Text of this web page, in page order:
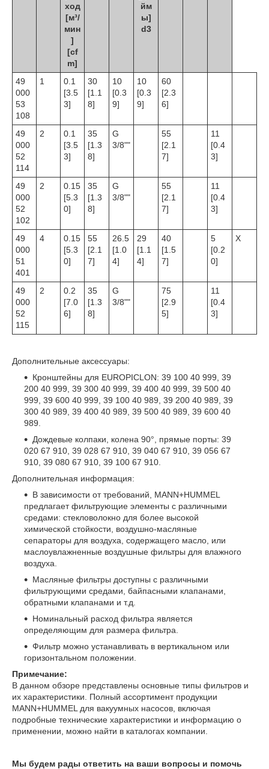
ход
[м³/
мин
]
[cf
m]
йм
ы]
d3
49
000
53
108
1
0.1
[3.5
3]
30
[1.1
8]
10
[0.3
9]
10
[0.3
9]
60
[2.3
6]
49
000
52
114
2
0.1
[3.5
3]
35
[1.3
8]
G
3/8""
55
[2.1
7]
11
[0.4
3]
49
000
52
102
2
0.15
[5.3
0]
35
[1.3
8]
G
3/8""
55
[2.1
7]
11
[0.4
3]
49
000
51
401
4
0.15
[5.3
0]
55
[2.1
7]
26.5
[1.0
4]
29
[1.1
4]
40
[1.5
7]
5
[0.2
0]
X
49
000
52
115
2
0.2
[7.0
6]
35
[1.3
8]
G
3/8""
75
[2.9
5]
11
[0.4
3]
Дополнительные аксессуары:
Кронштейны для EUROPICLON: 39 100 40 999, 39
200 40 999, 39 300 40 999, 39 400 40 999, 39 500 40
999, 39 600 40 999, 39 100 40 989, 39 200 40 989, 39
300 40 989, 39 400 40 989, 39 500 40 989, 39 600 40
989.
Дождевые колпаки, колена 90°, прямые порты: 39
020 67 910, 39 028 67 910, 39 040 67 910, 39 056 67
910, 39 080 67 910, 39 100 67 910.
Дополнительная информация:
В зависимости от требований, MANN+HUMMEL
предлагает фильтрующие элементы с различными
средами: стекловолокно для более высокой
химической стойкости, воздушно-масляные
сепараторы для воздуха, содержащего масло, или
маслоувлажненные воздушные фильтры для влажного
воздуха.
Масляные фильтры доступны с различными
фильтрующими средами, байпасными клапанами,
обратными клапанами и т.д.
Номинальный расход фильтра является
определяющим для размера фильтра.
Фильтр можно устанавливать в вертикальном или
горизонтальном положении.
Примечание:
В данном обзоре представлены основные типы фильтров и
их характеристики. Полный ассортимент продукции
MANN+HUMMEL для вакуумных насосов, включая
подробные технические характеристики и информацию о
применении, можно найти в каталогах компании.
Мы будем рады ответить на ваши вопросы и помочь